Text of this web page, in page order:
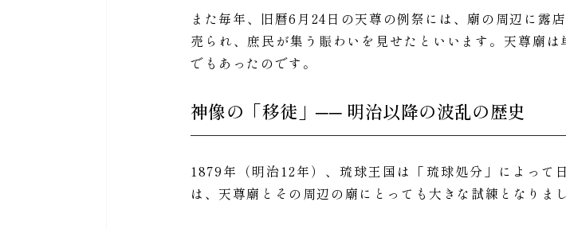
また毎年、旧暦6月24日の天尊の例祭には、廟の周辺に露
売られ、庶民が集う賑わいを見せたといいます。天尊廟
でもあったのです。
神像の「移徒」── 明治以降の波乱の歴史
1879年（明治12年）、琉球王国は「琉球処分」によっ
は、天尊廟とその周辺の廟にとっても大きな試練となりまし